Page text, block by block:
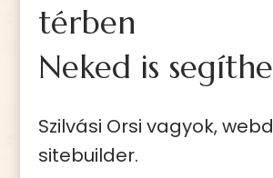
térben
Neked is
Szilvási Orsi vagyok,
sitebuilder.